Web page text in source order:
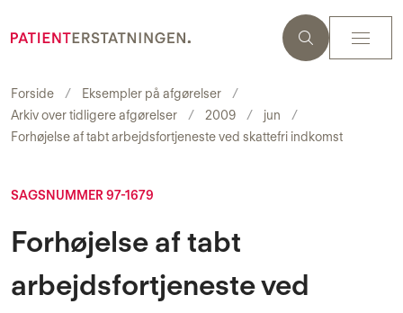
Forside
Eksempler på afgørelser
Arkiv over tidligere afgørelser
2009
jun
Forhøjelse af tabt arbejdsfortjeneste ved skattefri indkomst
SAGSNUMMER 97-1679
Forhøjelse af tabt
arbejdsfortjeneste ved